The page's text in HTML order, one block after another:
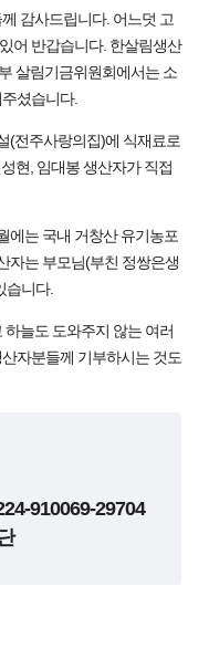
감사드립니다. 어느덧 고
어 반갑습니다. 한살림생산
살림기금위원회에서는 소
셨습니다.
(전주사랑의집)에 식재료로
현, 임대봉 생산자가 직접
에는 국내 거창산 유기농포
자는 부모님(부친 정쌍은생
습니다.
늘도 도와주지 않는 여러
자분들께 기부하시는 것도
910069-29704